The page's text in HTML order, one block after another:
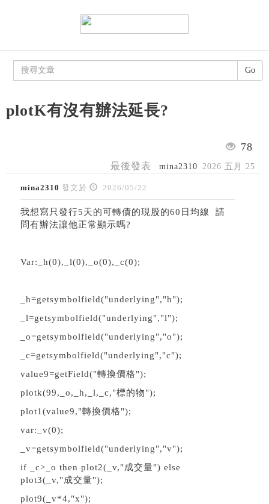
plotK有沒有辦法延長?
78
最後發表 mina2310 2026 五月 25
mina2310 發文於 2026/05/22
我想寫只發行5天的可轉債的現股的60日均線 請
問有辦法讓他正常顯示嗎?
Var:_h(0),_l(0),_o(0),_c(0);
_h=getsymbolfield("underlying","h");
_l=getsymbolfield("underlying","l");
_o=getsymbolfield("underlying","o");
_c=getsymbolfield("underlying","c");
value9=getField("轉換價格");
plotk(99,_o,_h,_l,_c,"標的物");
plot1(value9,"轉換價格");
var:_v(0);
_v=getsymbolfield("underlying","v");
if _c>_o then plot2(_v,"成交量") else
plot3(_v,"成交量");
plot9(_v*4,"x");
Go